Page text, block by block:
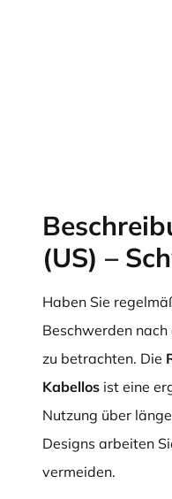
(US) –
Haben Sie
Beschwerden
zu betrachten. Die
Kabellos ist eine
Nutzung über
Designs arbeiten
vermeiden.